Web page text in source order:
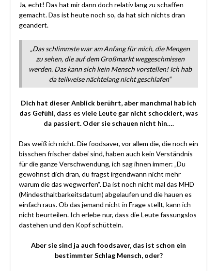
Ja, echt! Das hat mir dann doch relativ lang zu schaffen
gemacht. Das ist heute noch so, da hat sich nichts dran
geändert.
„Das schlimmste war am Anfang für mich, die Mengen
zu sehen, die auf dem Großmarkt weggeschmissen
werden. Das kann sich kein Mensch vorstellen! Ich hab
da teilweise nächtelang nicht geschlafen“
Dich hat dieser Anblick berührt, aber manchmal hab ich
das Gefühl, dass es viele Leute gar nicht schockiert, was
da passiert. Oder sie schauen nicht hin….
Das weiß ich nicht. Die foodsaver, vor allem die, die noch ein
bisschen frischer dabei sind, haben auch kein Verständnis
für die ganze Verschwendung, ich sag ihnen immer: „Du
gewöhnst dich dran, du fragst irgendwann nicht mehr
warum die das wegwerfen“. Da ist noch nicht mal das MHD
(Mindesthaltbarkeitsdatum) abgelaufen und die hauen es
einfach raus. Ob das jemand nicht in Frage stellt, kann ich
nicht beurteilen. Ich erlebe nur, dass die Leute fassungslos
dastehen und den Kopf schütteln.
Aber sie sind ja auch foodsaver, das ist schon ein
bestimmter Schlag Mensch, oder?